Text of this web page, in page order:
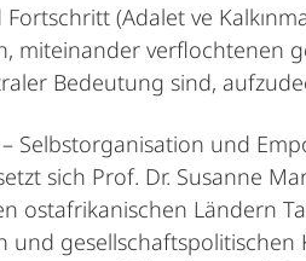
(Adalet ve
miteinander verflochtenen
Bedeutung sind,
Selbstorganisation und
sich Prof. Dr. Susanne
ostafrikanischen Ländern